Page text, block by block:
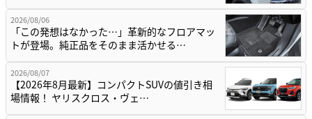
2026/08/06
「この発想はなかった…」革新的なフロアマッ
トが登場。純正品をそのまま活かせる…
2026/08/07
【2026年8月最新】コンパクトSUVの値引き相
場情報！ ヤリスクロス・ヴェ…